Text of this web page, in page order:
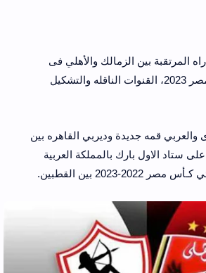
المرتقبة بين الزمالك والأهلي فى
الديربي بنهائي كـأس مصر 2023، القنوات الناقله والتشكيل
والعربي قمه جديدة وديربي القاهره بين
ستاد الاول بارك بالمملكة العربية
2023 بين القطبين.